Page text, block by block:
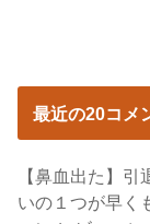
最近の20コメ
【鼻血出た】
いの１つが早く